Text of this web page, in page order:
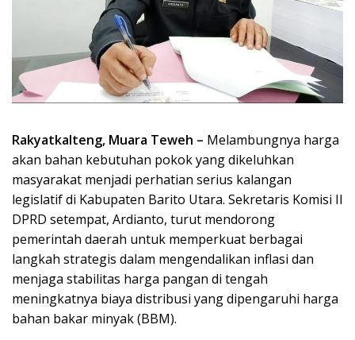
Rakyatkalteng, Muara Teweh – Melambungnya harga
akan bahan kebutuhan pokok yang dikeluhkan
masyarakat menjadi perhatian serius kalangan
legislatif di Kabupaten Barito Utara. Sekretaris Komisi II
DPRD setempat, Ardianto, turut mendorong
pemerintah daerah untuk memperkuat berbagai
langkah strategis dalam mengendalikan inflasi dan
menjaga stabilitas harga pangan di tengah
meningkatnya biaya distribusi yang dipengaruhi harga
bahan bakar minyak (BBM).